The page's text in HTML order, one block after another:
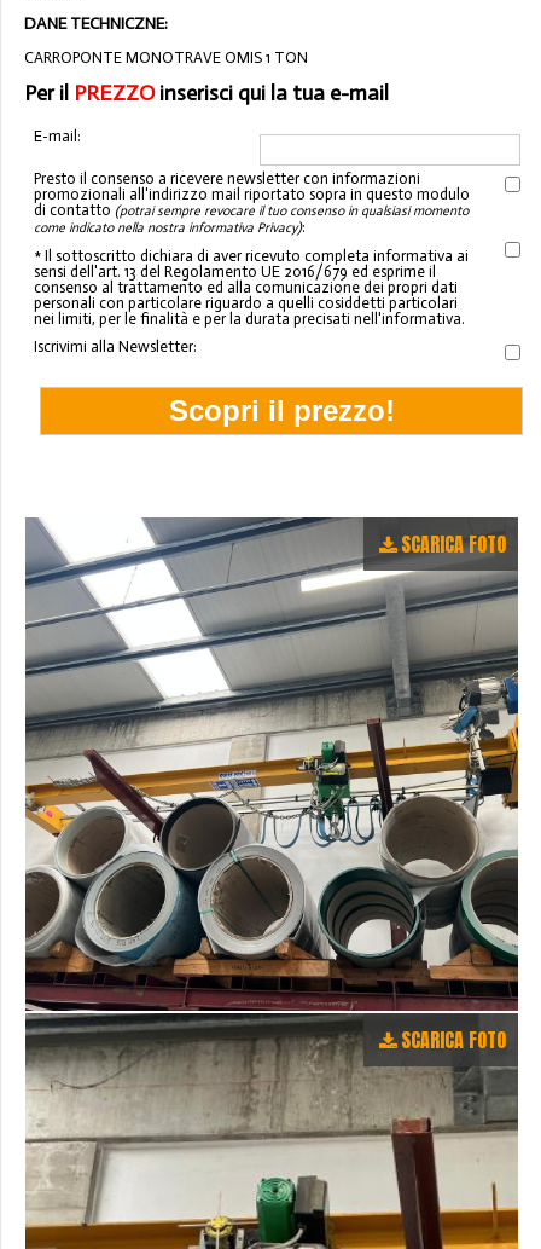
DANE TECHNICZNE:
CARROPONTE MONOTRAVE OMIS 1 TON
Per il PREZZOinserisci qui la tua e-mail
E-mail:
Presto il consenso a ricevere newsletter con informazioni
promozionali all'indirizzo mail riportato sopra in questo modulo
di contatto (potrai sempre revocare il tuo consenso in qualsiasi momento
come indicato nella nostra informativa Privacy):
* Il sottoscritto dichiara di aver ricevuto completa informativa ai
sensi dell'art. 13 del Regolamento UE 2016/679 ed esprime il
consenso al trattamento ed alla comunicazione dei propri dati
personali con particolare riguardo a quelli cosiddetti particolari
nei limiti, per le finalità e per la durata precisati nell'informativa.
Iscrivimi alla Newsletter:
SCARICA FOTO
SCARICA FOTO